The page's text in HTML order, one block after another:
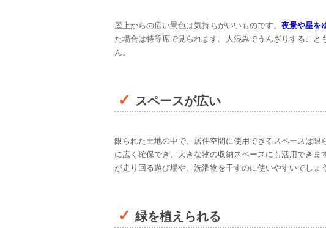
屋上からの広い景色は気持ちがいいものです。夜景や星を
た場合は特等席で見られます。人混みでうんざりするこ
ん。
スペースが広い
限られた土地の中で、居住空間に使用できるスペースは
に広く確保でき、大きな物の収納スペースにも活用でき
が走り回る遊び場や、洗濯物を干すのに使いやすいでしょ
緑を植えられる